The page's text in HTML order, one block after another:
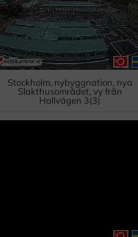
Stockholm, nybyggnation, nya
Slakthusområdet, vy från
Hallvägen 3(3)